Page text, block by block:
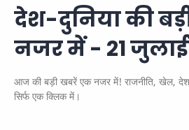
देश-दुनिया की
नजर में - 21 जुलाई
आज की बड़ी खबरें एक नजर में! राजनीति, खेल, देश-
सिर्फ एक क्लिक में।